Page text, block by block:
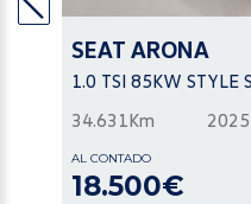
SEAT ARONA
1.0 TSI 85KW STYLE
34.631Km
2025
AL CONTADO
18.500€